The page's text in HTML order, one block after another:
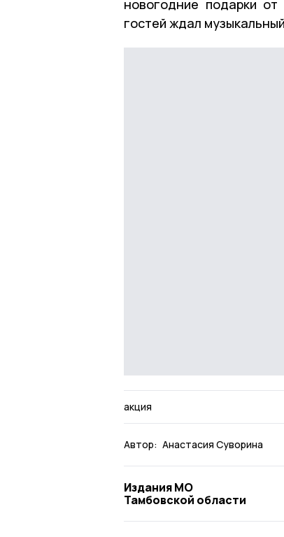
новогодние подарки
гостей ждал
акция
Автор: Анастасия Суворина
Издания МО
Тамбовской области